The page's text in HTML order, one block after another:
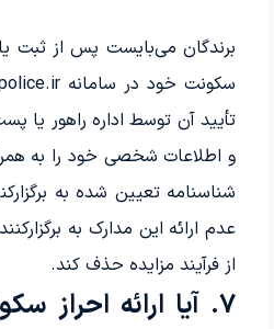
برندگان می‌بایست پس از ثبت
تأیید آن توسط اداره راهور یا
و اطلاعات شخصی خود را به
شناسنامه تعیین شده به
عدم ارائه این مدارک به
از فرآیند مزایده حذف کند.
7. آیا ارائه احراز